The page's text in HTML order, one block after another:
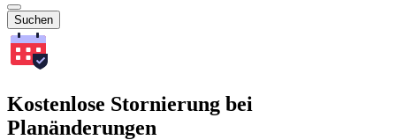
Suchen
Kostenlose Stornierung bei
Planänderungen